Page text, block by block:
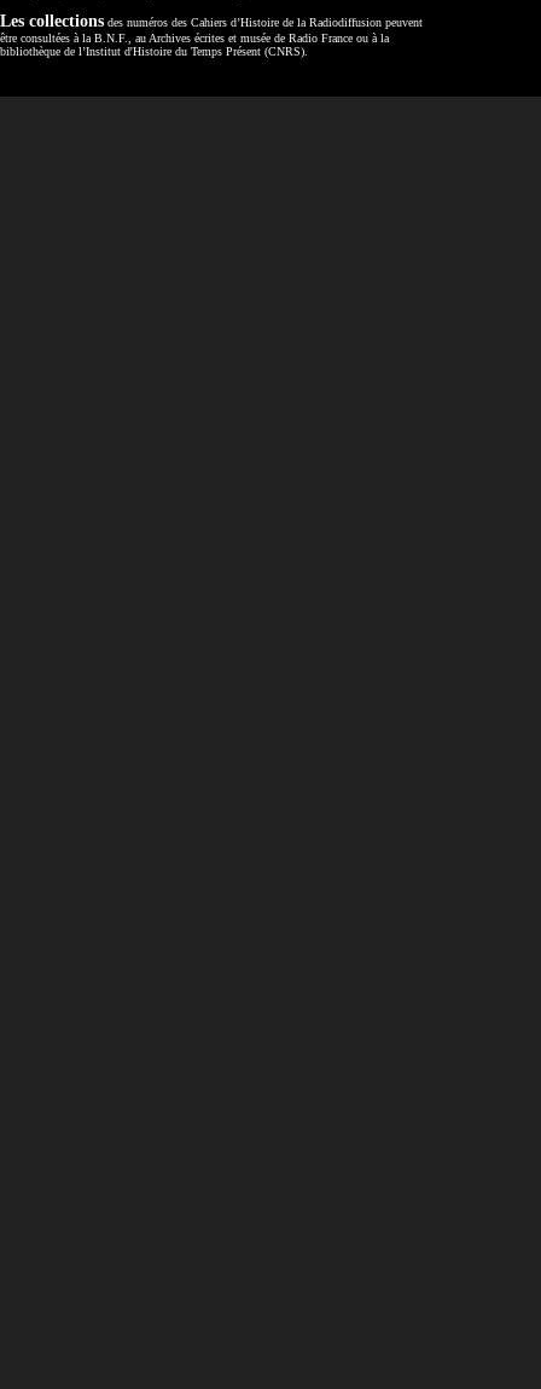
Les collections des numéros des Cahiers d’Histoire de la Radiodiffusion peuvent
être consultées à la B.N.F., au Archives écrites et musée de Radio France ou à la
bibliothèque de l’Institut d'Histoire du Temps Présent (CNRS).